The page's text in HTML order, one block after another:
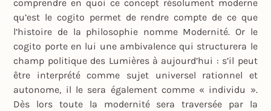
comprendre en quoi ce concept résolument moderne
qu’est le cogito permet de rendre compte de ce que
l’histoire de la philosophie nomme Modernité. Or le
cogito porte en lui une ambivalence qui structurera le
champ politique des Lumières à aujourd’hui : s’il peut
être interprété comme sujet universel rationnel et
autonome, il le sera également comme « individu ».
Dès lors toute la modernité sera traversée par la